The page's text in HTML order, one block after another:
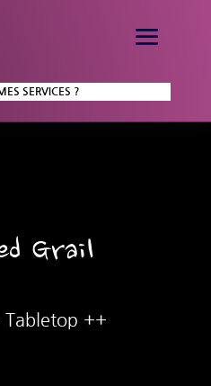
SERVICES ?
Grail
Tabletop ++